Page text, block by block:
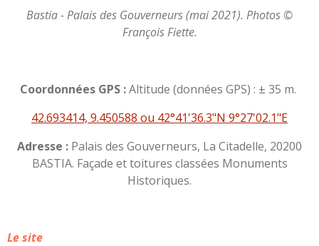
Bastia - Palais des Gouverneurs (mai 2021). Photos ©
François Fiette.
Coordonnées GPS :Altitude (données GPS) : ± 35 m.
42.693414, 9.450588 ou 42°41'36.3"N 9°27'02.1"E
Adresse : Palais des Gouverneurs, La Citadelle, 20200
BASTIA. Façade et toitures classées Monuments
Historiques.
Le site